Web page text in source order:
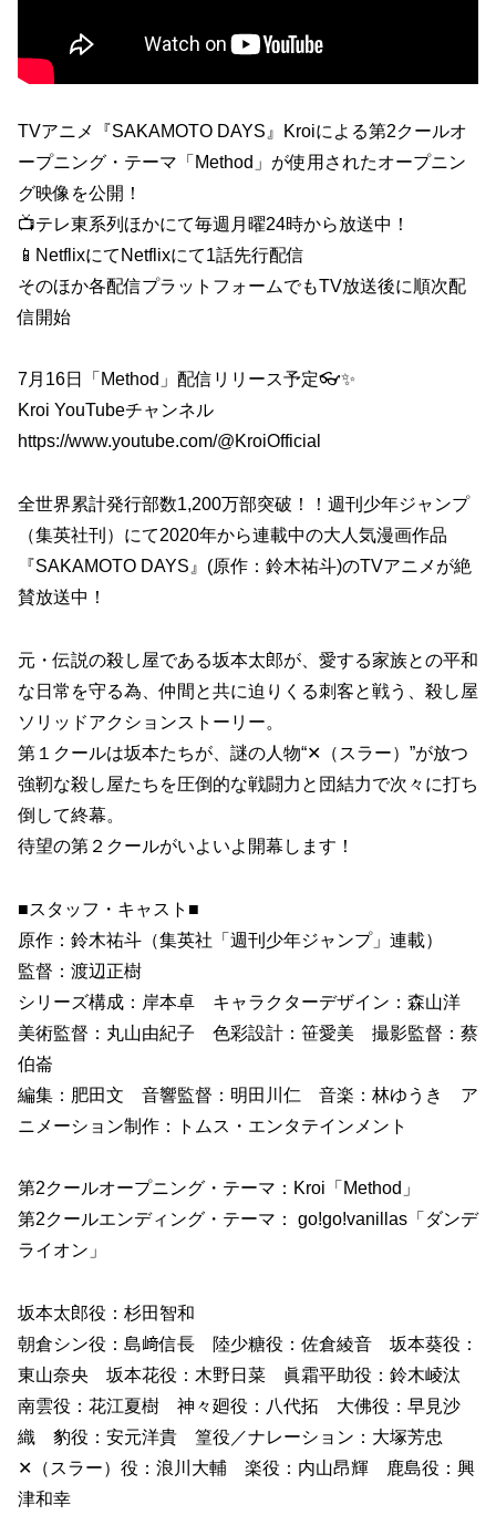
TVアニメ『SAKAMOTO DAYS』Kroiによる第2クールオ
ープニング・テーマ「Method」が使用されたオープニン
グ映像を公開！
📺テレ東系列ほかにて毎週月曜24時から放送中！
📱NetflixにてNetflixにて1話先行配信
そのほか各配信プラットフォームでもTV放送後に順次配
信開始
7月16日「Method」配信リリース予定👓✨
Kroi YouTubeチャンネル
https://www.youtube.com/@KroiOfficial
全世界累計発行部数1,200万部突破！！週刊少年ジャンプ
（集英社刊）にて2020年から連載中の大人気漫画作品
『SAKAMOTO DAYS』(原作：鈴木祐斗)のTVアニメが絶
賛放送中！
元・伝説の殺し屋である坂本太郎が、愛する家族との平和
な日常を守る為、仲間と共に迫りくる刺客と戦う、殺し屋
ソリッドアクションストーリー。
第１クールは坂本たちが、謎の人物“✕（スラー）”が放つ
強靭な殺し屋たちを圧倒的な戦闘力と団結力で次々に打ち
倒して終幕。
待望の第２クールがいよいよ開幕します！
■スタッフ・キャスト■
原作：鈴木祐斗（集英社「週刊少年ジャンプ」連載）
監督：渡辺正樹
シリーズ構成：岸本卓 キャラクターデザイン：森山洋
美術監督：丸山由紀子 色彩設計：笹愛美 撮影監督：蔡
伯崙
編集：肥田文 音響監督：明田川仁 音楽：林ゆうき ア
ニメーション制作：トムス・エンタテインメント
第2クールオープニング・テーマ：Kroi「Method」
第2クールエンディング・テーマ： go!go!vanillas「ダンデ
ライオン」
坂本太郎役：杉田智和
朝倉シン役：島﨑信長 陸少糖役：佐倉綾音 坂本葵役：
東山奈央 坂本花役：木野日菜 眞霜平助役：鈴木崚汰
南雲役：花江夏樹 神々廻役：八代拓 大佛役：早見沙
織 豹役：安元洋貴 篁役／ナレーション：大塚芳忠
✕（スラー）役：浪川大輔 楽役：内山昂輝 鹿島役：興
津和幸